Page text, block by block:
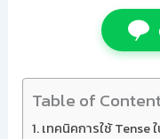
Table of
เทคนิคการใช้ Tense